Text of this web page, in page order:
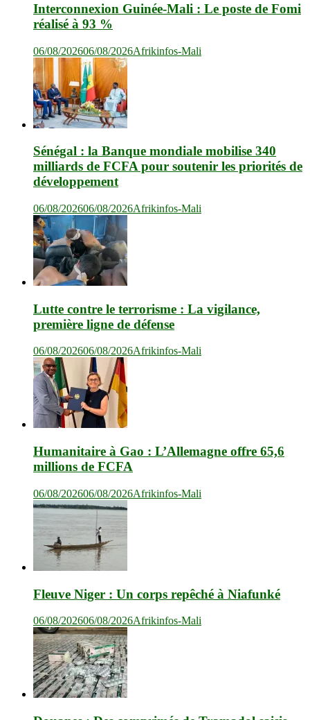
Interconnexion Guinée-Mali : Le poste de Fomi
réalisé à 93 %
06/08/202606/08/2026Afrikinfos-Mali
Sénégal : la Banque mondiale mobilise 340
milliards de FCFA pour soutenir les priorités de
développement
06/08/202606/08/2026Afrikinfos-Mali
Lutte contre le terrorisme : La vigilance,
première ligne de défense
06/08/202606/08/2026Afrikinfos-Mali
Humanitaire à Gao : L’Allemagne offre 65,6
millions de FCFA
06/08/202606/08/2026Afrikinfos-Mali
Fleuve Niger : Un corps repêché à Niafunké
06/08/202606/08/2026Afrikinfos-Mali